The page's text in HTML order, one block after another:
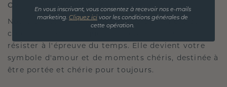
CRÉÉ POUR LA CONNEXION
Notre philosophie en matière de design est de
créer des liens, chaque pièce étant conçue pour
résister à l'épreuve du temps. Elle devient votre
symbole d'amour et de moments chéris, destinée à
être portée et chérie pour toujours.
En vous inscrivant, vous consentez à recevoir nos e-mails
marketing. Cliquez ici voor les conditions générales de
cette opération.